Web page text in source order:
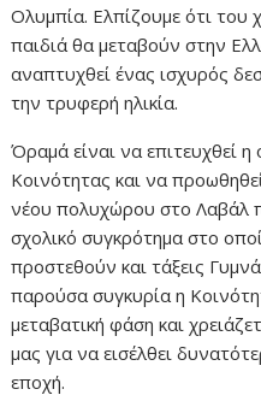
Ολυμπία. Ελπίζουμε ότι
παιδιά θα μεταβούν στην
αναπτυχθεί ένας ισχυρός
την τρυφερή ηλικία.
Όραμά είναι να επιτευχθεί η
Κοινότητας και να
νέου πολυχώρου στο Λαβάλ
σχολικό συγκρότημα στο
προστεθούν και τάξεις
παρούσα συγκυρία η
μεταβατική φάση και
μας για να εισέλθει
εποχή.